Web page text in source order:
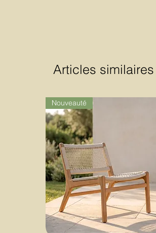
Articles similaires
Nouveauté